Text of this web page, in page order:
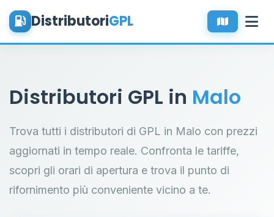
DistributoriGPL
Distributori GPL in Malo
Trova tutti i distributori di GPL in Malo con prezzi
aggiornati in tempo reale. Confronta le tariffe,
scopri gli orari di apertura e trova il punto di
rifornimento più conveniente vicino a te.